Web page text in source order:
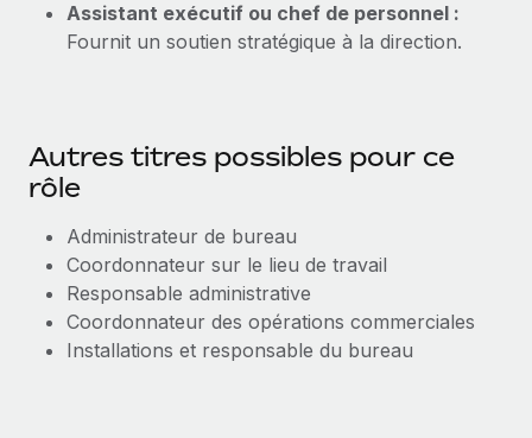
Assistant exécutif ou chef de personnel :
Fournit un soutien stratégique à la direction.
Autres titres possibles pour ce
rôle
Administrateur de bureau
Coordonnateur sur le lieu de travail
Responsable administrative
Coordonnateur des opérations commerciales
Installations et responsable du bureau